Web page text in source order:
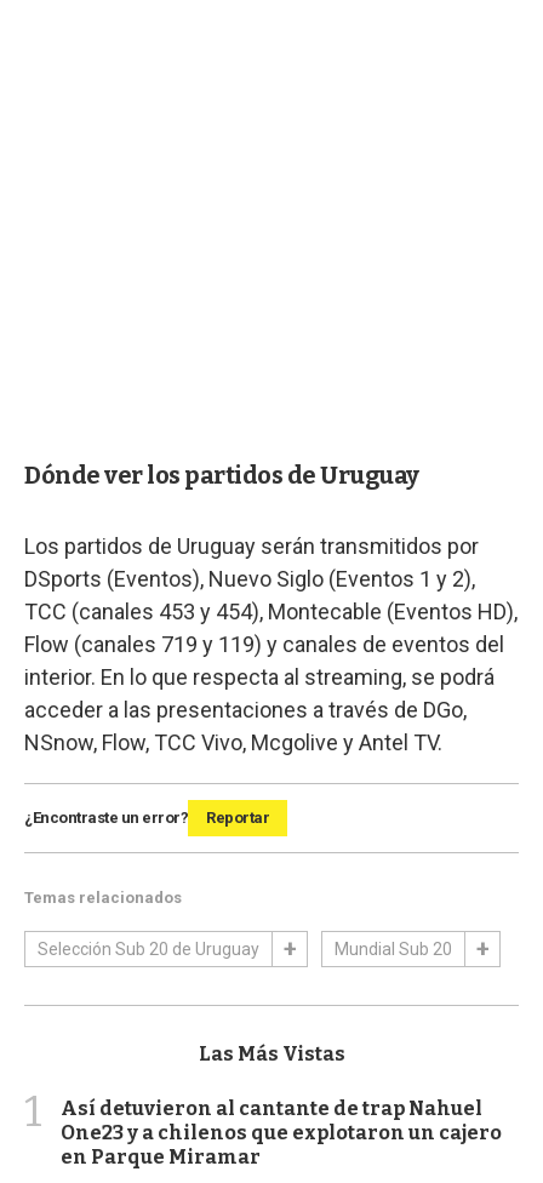
Dónde ver los partidos de Uruguay
Los partidos de Uruguay serán transmitidos por
DSports (Eventos), Nuevo Siglo (Eventos 1 y 2),
TCC (canales 453 y 454), Montecable (Eventos HD),
Flow (canales 719 y 119) y canales de eventos del
interior. En lo que respecta al streaming, se podrá
acceder a las presentaciones a través de DGo,
NSnow, Flow, TCC Vivo, Mcgolive y Antel TV.
¿Encontraste un error? Reportar
Temas relacionados
Selección Sub 20 de Uruguay Mundial Sub 20
Las Más Vistas
1
Así detuvieron al cantante de trap Nahuel
One23 y a chilenos que explotaron un cajero
en Parque Miramar